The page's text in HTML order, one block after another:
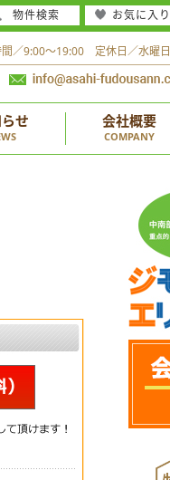
間／9:00～19:00 定休日／水曜
せ 会社概要
COMPANY
物件検索 お気に入り